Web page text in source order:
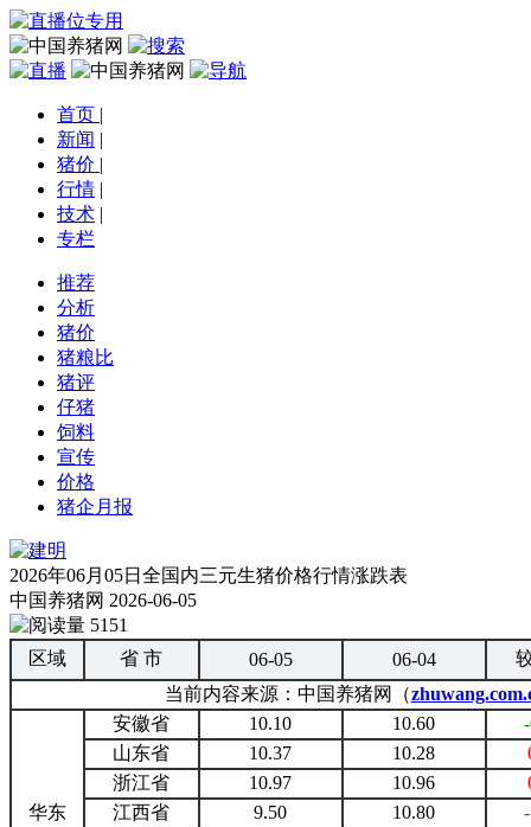
首页 |
新闻 |
猪价 |
行情 |
技术 |
专栏
推荐
分析
猪价
猪粮比
猪评
仔猪
饲料
宣传
价格
猪企月报
2026年06月05日全国内三元生猪价格行情涨跌表
中国养猪网 2026-06-05
5151
区域
省 市 06-05 06-04
当前内容来源：中国养猪网（
华东
安徽省 10.10 10.60
山东省
10.37 10.28
浙江省
10.97 10.96
江西省
9.50 10.80